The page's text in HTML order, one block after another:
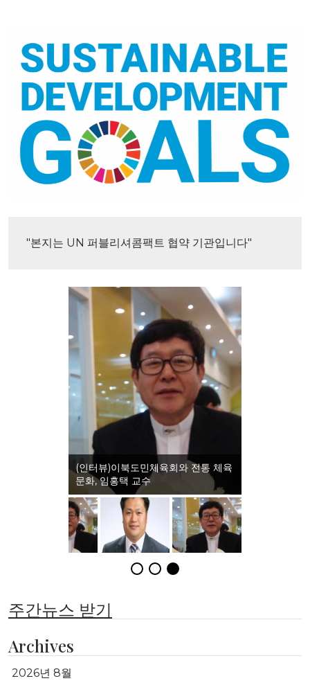
"본지는 UN 퍼블리셔콤팩트 협약 기관입니다"
(인터뷰)이북도민체육회와 전통 체육
문화, 임홍택 교수
주간뉴스 받기
Archives
2026년 8월